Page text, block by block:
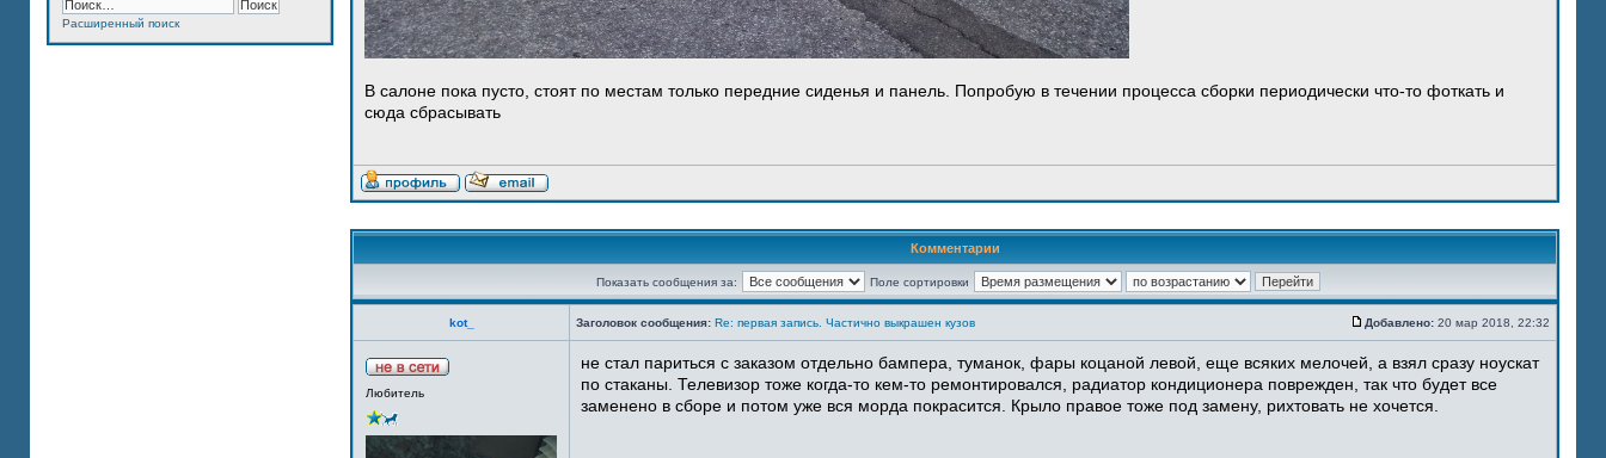
Расширенный поиск
В салоне пока пусто, стоят по местам только передние сиденья и панель. Попробую в течении процесса сборки периодически что-то фоткать и
сюда сбрасывать
Комментарии
Показать сообщения за: Поле сортировки
kot_ Заголовок сообщения: Re: первая запись. Частично выкрашен кузов Добавлено: 20 мар 2018, 22:32
Любитель
не стал париться с заказом отдельно бампера, туманок, фары коцаной левой, еще всяких мелочей, а взял сразу ноускат
по стаканы. Телевизор тоже когда-то кем-то ремонтировался, радиатор кондиционера поврежден, так что будет все
заменено в сборе и потом уже вся морда покрасится. Крыло правое тоже под замену, рихтовать не хочется.